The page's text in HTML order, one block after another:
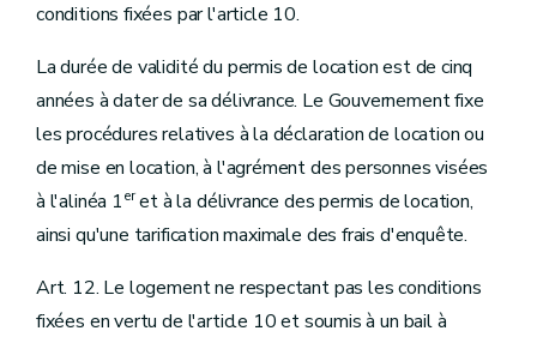
conditions fixées par l'article 10.
La durée de validité du permis de location est de cinq
années à dater de sa délivrance. Le Gouvernement fixe
les procédures relatives à la déclaration de location ou
de mise en location, à l'agrément des personnes visées
à l'alinéa 1eret à la délivrance des permis de location,
ainsi qu'une tarification maximale des frais d'enquête.
Art. 12. Le logement ne respectant pas les conditions
fixées en vertu de l'article 10 et soumis à un bail à